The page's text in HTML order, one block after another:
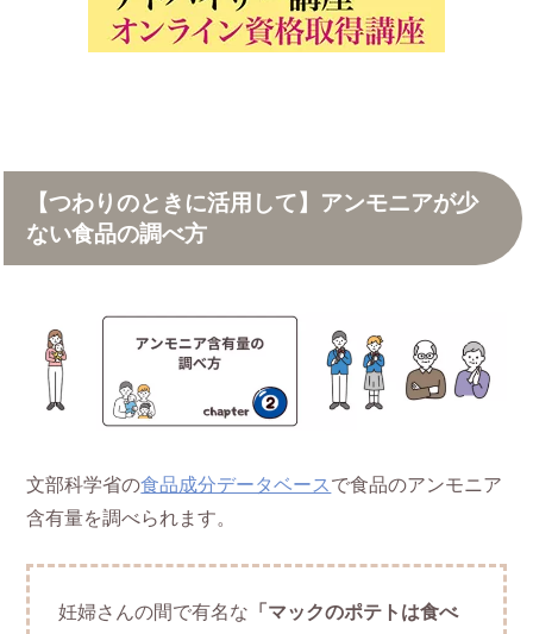
【つわりのときに活用して】アンモニアが少
ない食品の調べ方
文部科学省の食品成分データベースで食品のアンモニア
含有量を調べられます。
妊婦さんの間で有名な 「マックのポテトは食べ